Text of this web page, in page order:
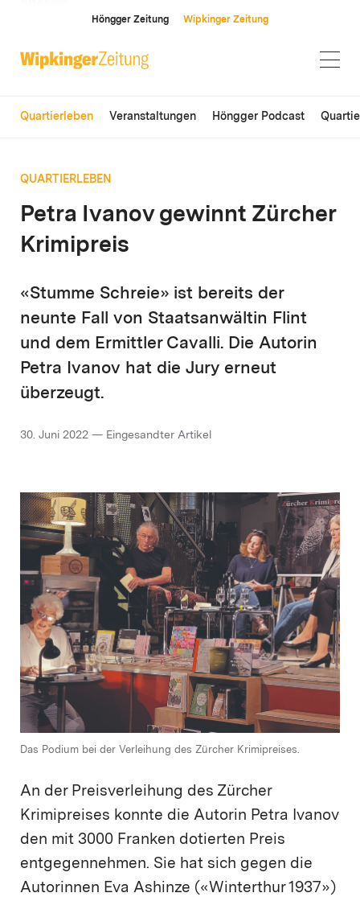
Höngger Zeitung Wipkinger Zeitung
Quartierleben Veranstaltungen Höngger Podcast
QUARTIERLEBEN
Petra Ivanov gewinnt Zürcher
Krimipreis
«Stumme Schreie» ist bereits der
neunte Fall von Staatsanwältin Flint
und dem Ermittler Cavalli. Die Autorin
Petra Ivanov hat die Jury erneut
überzeugt.
30. Juni 2022 — Eingesandter Artikel
Das Podium bei der Verleihung des Zürcher Krimipreises.
An der Preisverleihung des Zürcher
Krimipreises konnte die Autorin Petra Ivanov
den mit 3000 Franken dotierten Preis
entgegennehmen. Sie hat sich gegen die
Autorinnen Eva Ashinze («Winterthur 1937»)